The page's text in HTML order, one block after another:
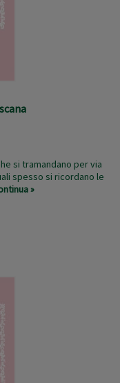
si tramandano per via
spesso si ricordano le
»